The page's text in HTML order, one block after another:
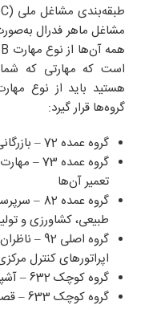
مشاغل ماهر فدرال
است که مهارتی که
گروه‌ها قرار گیرد:
گروه عمده 72 – بازرگانی صنعتی، برقی و ساختمانی
گروه عمده
تعمیر آن‌ها
گروه عمده
طبیعی، کشاورزی و
گروه اصلی
اپراتورهای کنترل
گروه کوچک 632 – آشپزها و سرآشپزها
گروه کوچک 633 – قصابان و نانواها